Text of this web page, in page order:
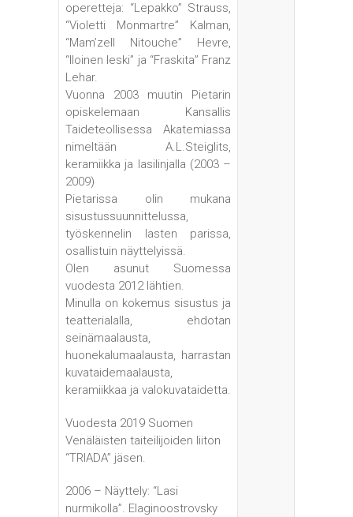
operetteja: “Lepakko” Strauss,
“Violetti Monmartre” Kalman,
“Mam’zell Nitouche” Hevre,
“Iloinen leski” ja “Fraskita” Franz
Lehar.
Vuonna 2003 muutin Pietarin
opiskelemaan Kansallis
Taideteollisessa Akatemiassa
nimeltään A.L.Steiglits,
keramiikka ja lasilinjalla (2003 –
2009)
Pietarissa olin mukana
sisustussuunnittelussa,
työskennelin lasten parissa,
osallistuin näyttelyissä.
Olen asunut Suomessa
vuodesta 2012 lähtien.
Minulla on kokemus sisustus ja
teatterialalla, ehdotan
seinämaalausta,
huonekalumaalausta, harrastan
kuvataidemaalausta,
keramiikkaa ja valokuvataidetta.
Vuodesta 2019 Suomen
Venäläisten taiteilijoiden liiton
“TRIADA” jäsen.
2006 – Näyttely: “Lasi
nurmikolla”. Elaginoostrovsky